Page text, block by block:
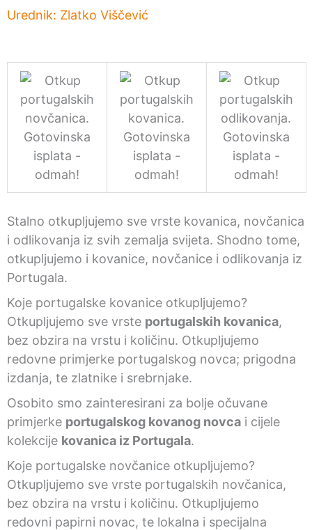
Urednik: Zlatko Viščević
Stalno otkupljujemo sve vrste kovanica, novčanica
i odlikovanja iz svih zemalja svijeta. Shodno tome,
otkupljujemo i kovanice, novčanice i odlikovanja iz
Portugala.
Koje portugalske kovanice otkupljujemo?
Otkupljujemo sve vrste portugalskih kovanica,
bez obzira na vrstu i količinu. Otkupljujemo
redovne primjerke portugalskog novca; prigodna
izdanja, te zlatnike i srebrnjake.
Osobito smo zainteresirani za bolje očuvane
primjerke portugalskog kovanog novcai cijele
kolekcije kovanica iz Portugala.
Koje portugalske novčanice otkupljujemo?
Otkupljujemo sve vrste portugalskih novčanica,
bez obzira na vrstu i količinu. Otkupljujemo
redovni papirni novac, te lokalna i specijalna